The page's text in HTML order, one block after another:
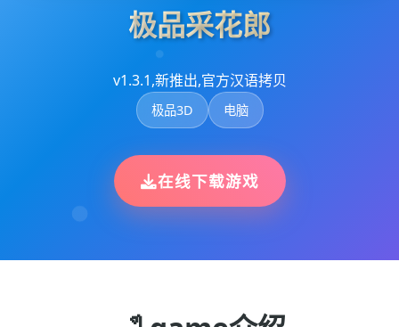
极品采花郎
v1.3.1,新推出,官方汉语拷贝
极品3D 电脑
在线下载游戏